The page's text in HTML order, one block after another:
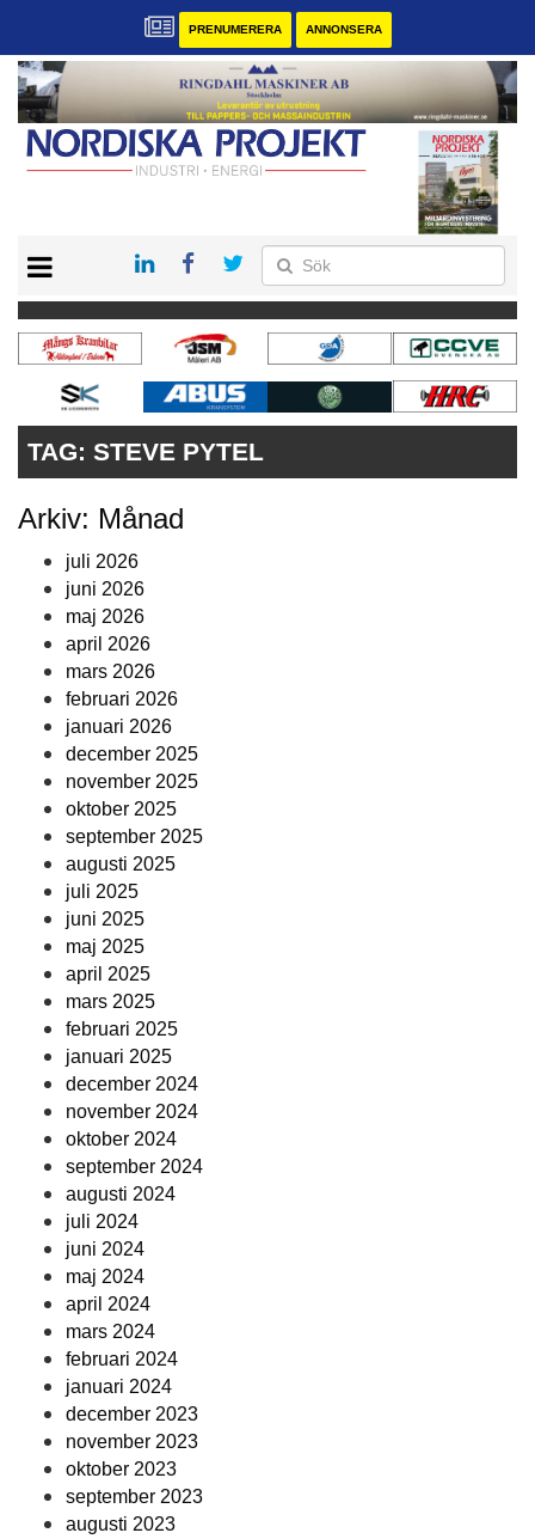
PRENUMERERA ANNONSERA
KONTAKT
VÅRA ANDRA MAGASIN
PRENUMERERA
ANNONSERA
TAG: STEVE PYTEL
Arkiv: Månad
juli 2026
juni 2026
maj 2026
april 2026
mars 2026
februari 2026
januari 2026
december 2025
november 2025
oktober 2025
september 2025
augusti 2025
juli 2025
juni 2025
maj 2025
april 2025
mars 2025
februari 2025
januari 2025
december 2024
november 2024
oktober 2024
september 2024
augusti 2024
juli 2024
juni 2024
maj 2024
april 2024
mars 2024
februari 2024
januari 2024
december 2023
november 2023
oktober 2023
september 2023
augusti 2023